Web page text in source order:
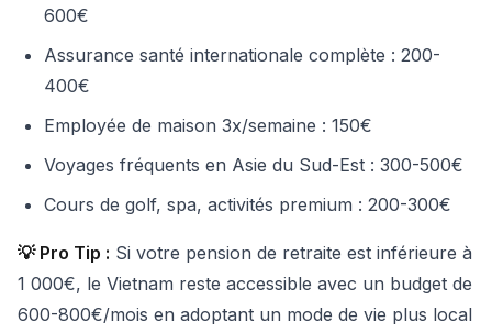
600€
Assurance santé internationale complète : 200-
400€
Employée de maison 3x/semaine : 150€
Voyages fréquents en Asie du Sud-Est : 300-500€
Cours de golf, spa, activités premium : 200-300€
💡 Pro Tip : Si votre pension de retraite est inférieure à
1 000€, le Vietnam reste accessible avec un budget de
600-800€/mois en adoptant un mode de vie plus local